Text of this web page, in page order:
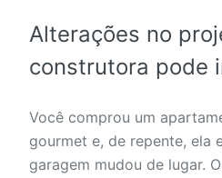
Alterações no
construtora pode
Você comprou um
gourmet e, de repente, ela
garagem mudou de lugar.